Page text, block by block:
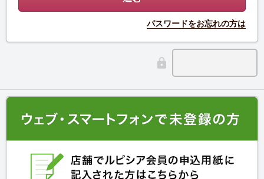
パスワードをお忘れの方は